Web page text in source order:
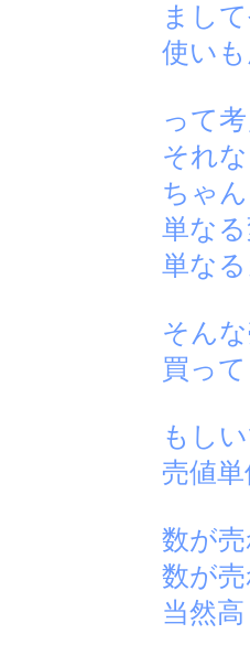
まし
使い
って
それ
ちゃ
単な
単なる
そん
買っ
もし
売値
数が
数が
当然